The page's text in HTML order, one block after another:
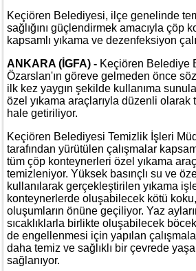
Keçiören Belediyesi, ilçe genelinde
sağlığını güçlendirmek amacıyla çöp
kapsamlı yıkama ve dezenfeksiyon
ANKARA (İGFA) - Keçiören Belediye
Özarslan'ın göreve gelmeden önce
ilk kez yaygın şekilde kullanıma
özel yıkama araçlarıyla düzenli
hale getiriliyor.
Keçiören Belediyesi Temizlik İşleri
tarafından yürütülen çalışmalar
tüm çöp konteynerleri özel yıkama
temizleniyor. Yüksek basınçlı su ve
kullanılarak gerçekleştirilen yıkama
konteynerlerde oluşabilecek kötü
oluşumların önüne geçiliyor. Yaz
sıcaklıklarla birlikte oluşabilecek
de engellenmesi için yapılan
daha temiz ve sağlıklı bir çevrede
sağlanıyor.